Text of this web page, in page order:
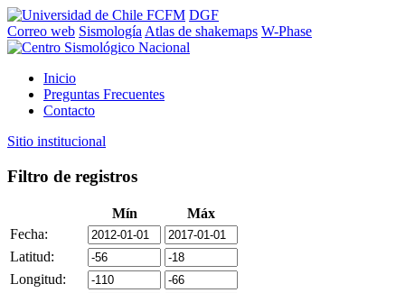
FCFM DGF
Correo web Sismología Atlas de shakemaps W-Phase
Inicio
Preguntas Frecuentes
Contacto
Sitio institucional
Filtro de registros
Mín
Máx
Fecha:
Latitud:
Longitud: